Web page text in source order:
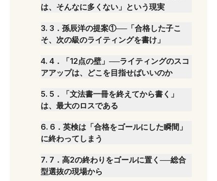
は、そんなに多くない」という現実
3. 3．孫辰洋の提案①──「合格した子こ
そ、次の級のライティングを書け」
4. 4．「12点の壁」──ライティングのスコ
アアップは、どこを目指せばいいのか
5. 5．「文法書一冊を終えてから書く」
は、最大のロスである
6. 6．英検は「合格をゴールにした瞬間」
に終わってしまう
7. 7．高2の終わりをゴールに置く──総合
型選抜の現場から